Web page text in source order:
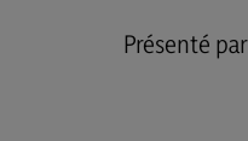
Présenté